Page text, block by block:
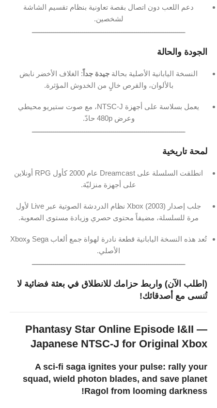
دعم اللعب دون اتصال بقصة تعاونية بنظام تقسيم الشاشة
لشخصين.
ـــــــــــــــــــــــــــــــــــــــــــــــــــــــــــــــــــــــــــــــ
الجودة والحالة
النسخة اليابانية الأصلية بحالة جيدة جداً : الغلاف الأخضر نابض
بالألوان، والقرص خالٍ من الخدوش المؤثرة.
يعمل بسلاسة على أجهزة NTSC-J، مع صوت ستيريو محيطي
وعرض480p حادّ.
ـــــــــــــــــــــــــــــــــــــــــــــــــــــــــــــــــــــــــــــــ
لمحةتاريخية
انطلقت السلسلة على Dreamcast عام 2000 كأول RPG أونلاين
على أجهزة منزليّة.
جلب إصدار Xbox (2003) نظام الدردشة الصوتية عبر Live لأول
مرة للسلسلة، مضيفاً محتوى حصري وزيادة مستوى الصعوبة.
تُعد هذه النسخة اليابانية قطعة نادرة لهواة جمع ألعاب Sega وXbox
الأصلي.
ـــــــــــــــــــــــــــــــــــــــــــــــــــــــــــــــــــــــــــــــ
( اطلب الآن) واربط حزامك للانطلاق في بعثة فضائية لا
تُنسى مع أصدقائك!
Phantasy Star Online Episode I&II —
Japanese NTSC-J for Original Xbox
A sci-fi saga ignites your pulse: rally your
squad, wield photon blades, and save planet
Ragol from looming darkness!